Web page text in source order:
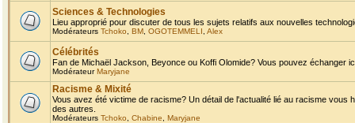
Sciences & Technologies
Lieu approprié pour discuter de tous les sujets relatifs aux nouvelles
Modérateurs Tchoko BM OGOTEMMELI Alex
Célébrités
Fan de Michaël Jackson, Beyonce ou Koffi Olomide? Vous pouvez échanger
ModérateurMaryjane
Racisme & Mixité
Vous avez été victime de racisme? Un détail de l'actualité lié au racisme
des autres.
Modérateurs Tchoko Chabine Maryjane